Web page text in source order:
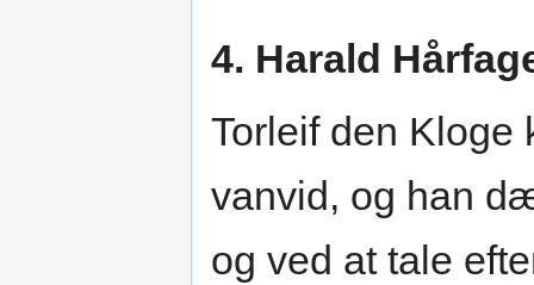
4. Harald
Torleif den
vanvid, og han
og ved at tale